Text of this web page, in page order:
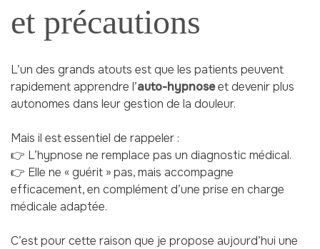
et précautions
L’un des grands atouts est que les patients peuvent
rapidement apprendre l’auto-hypnoseet devenir plus
autonomes dans leur gestion de la douleur.
Mais il est essentiel de rappeler :
👉 L’hypnose ne remplace pas un diagnostic médical.
👉 Elle ne « guérit » pas, mais accompagne
efficacement, en complément d’une prise en charge
médicale adaptée.
C’est pour cette raison que je propose aujourd’hui une